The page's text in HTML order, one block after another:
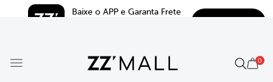
Baixe o APP e Garanta Frete
0